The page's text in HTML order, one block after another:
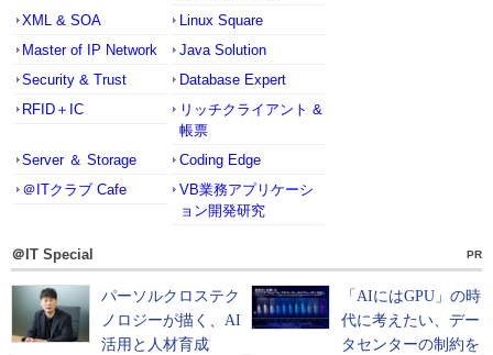
XML & SOA
Linux Square
Master of IP Network
Java Solution
Security & Trust
Database Expert
RFID＋IC
リッチクライアント &
帳票
Server ＆ Storage
Coding Edge
＠ITクラブ Cafe
VB業務アプリケーシ
ョン開発研究
＠IT Special PR